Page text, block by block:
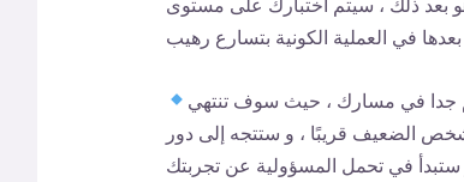
في مسارك ، حيث سوف تنتهي
الضعيف قريبًا ، و ستتجه إلى دور
في تحمل المسؤولية عن تجربتك